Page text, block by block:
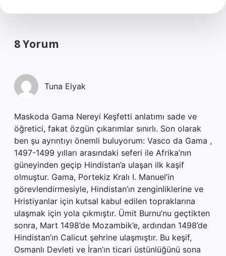
8 Yorum
Tuna Elyak
Maskoda Gama Nereyi Keşfetti anlatımı sade ve
öğretici, fakat özgün çıkarımlar sınırlı. Son olarak
ben şu ayrıntıyı önemli buluyorum: Vasco da Gama ,
1497-1499 yılları arasındaki seferi ile Afrika’nın
güneyinden geçip Hindistan’a ulaşan ilk kaşif
olmuştur. Gama, Portekiz Kralı I. Manuel’in
görevlendirmesiyle, Hindistan’ın zenginliklerine ve
Hristiyanlar için kutsal kabul edilen topraklarına
ulaşmak için yola çıkmıştır. Ümit Burnu’nu geçtikten
sonra, Mart 1498’de Mozambik’e, ardından 1498’de
Hindistan’ın Calicut şehrine ulaşmıştır. Bu keşif,
Osmanlı Devleti ve İran’ın ticari üstünlüğünü sona